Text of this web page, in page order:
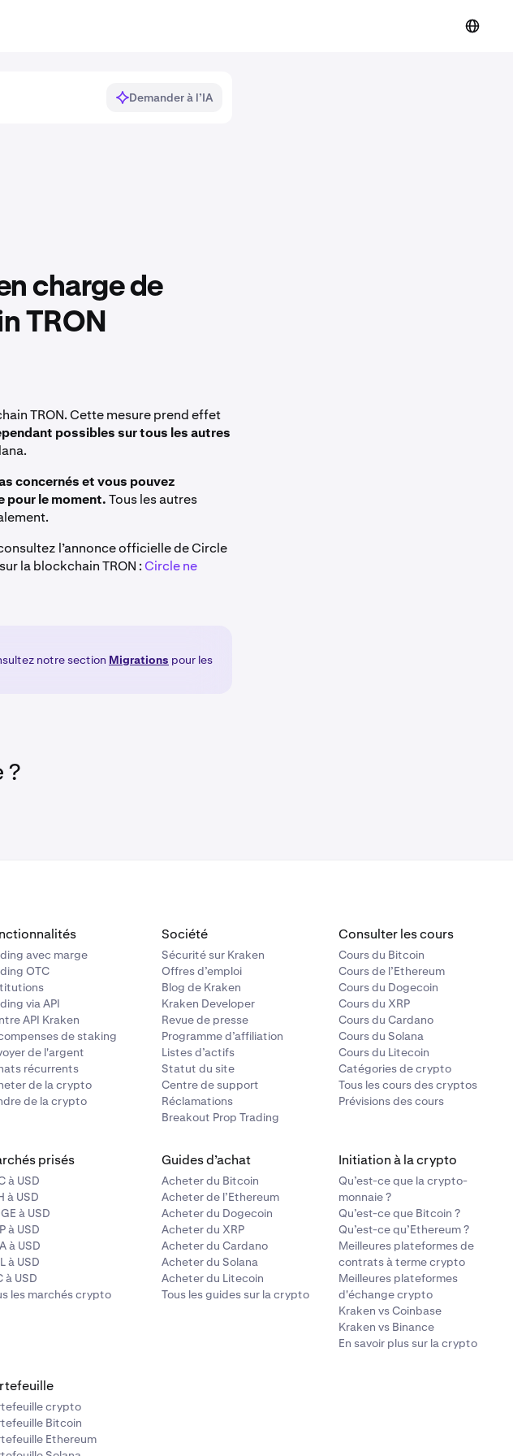
Demander à l’IA
charge de
TRON
TRON. Cette mesure prend effet
possibles sur tous les autres
concernés et vous pouvez
pour le moment.Tous les autres
l’annonce officielle de Circle
la blockchain TRON : Circle ne
notre section Migrations pour les
?
avec marge
OTC
via API
API Kraken
de staking
de l'argent
récurrents
de la crypto
de la crypto
Société
Sécurité sur Kraken
Offres d’emploi
Blog de Kraken
Kraken Developer
Revue de presse
Programme d’affiliation
Listes d’actifs
Statut du site
Centre de support
Réclamations
Breakout Prop Trading
Consulter les cours
Cours du Bitcoin
Cours de l’Ethereum
Cours du Dogecoin
Cours du XRP
Cours du Cardano
Cours du Solana
Cours du Litecoin
Catégories de crypto
Tous les cours des cryptos
Prévisions des cours
prisés
à USD
à USD
à USD
à USD
à USD
à USD
à USD
les marchés crypto
Guides d’achat
Acheter du Bitcoin
Acheter de l’Ethereum
Acheter du Dogecoin
Acheter du XRP
Acheter du Cardano
Acheter du Solana
Acheter du Litecoin
Tous les guides sur la crypto
Initiation à la crypto
Qu’est-ce que la crypto-
monnaie ?
Qu’est-ce que Bitcoin ?
Qu’est-ce qu’Ethereum ?
Meilleures plateformes de
contrats à terme crypto
Meilleures plateformes
d'échange crypto
Kraken vs Coinbase
Kraken vs Binance
En savoir plus sur la crypto
crypto
Bitcoin
Ethereum